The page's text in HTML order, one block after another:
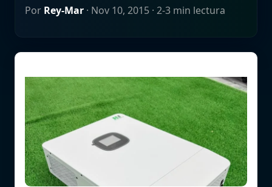
Por Rey-Mar · Nov 10, 2015 · 2-3 min lectura